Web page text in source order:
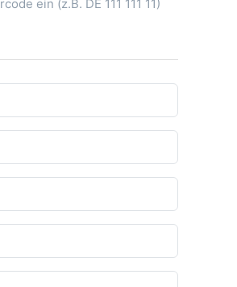
ein (z.B. DE 111 111 11)